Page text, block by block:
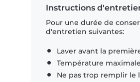
Instructions
Pour une durée de
d'entretien suivantes:
Laver avant la
Température
Ne pas trop remplir le